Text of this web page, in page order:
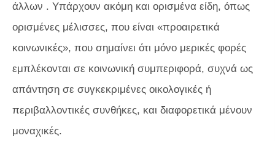
άλλων . Υπάρχουν ακόμη και ορισμένα είδη, όπως
ορισμένες μέλισσες, που είναι «προαιρετικά
κοινωνικές», που σημαίνει ότι μόνο μερικές φορές
εμπλέκονται σε κοινωνική συμπεριφορά, συχνά ως
απάντηση σε συγκεκριμένες οικολογικές ή
περιβαλλοντικές συνθήκες, και διαφορετικά μένουν
μοναχικές.